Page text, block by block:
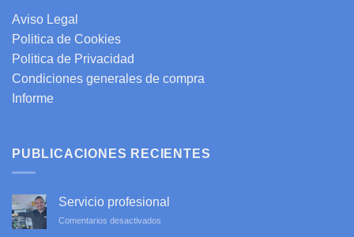
Aviso Legal
Politica de Cookies
Politica de Privacidad
Condiciones generales de compra
Informe
PUBLICACIONES RECIENTES
Servicio profesional
Comentarios desactivados